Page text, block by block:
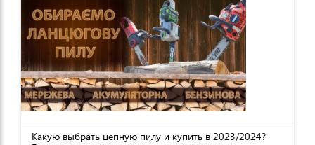
Какую выбрать цепную пилу и купить в 2023/2024?